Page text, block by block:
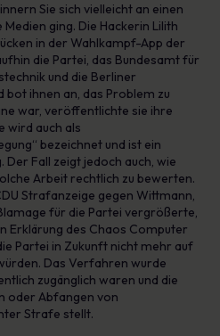
Sie sich vielleicht an einen
ging. Die Hackerin Lilith
in der Wahlkampf-App der
die Partei, das Bundesamt für
und die Berliner
ihnen an, das Problem zu
war, veröffentlichte sie ihre
wird auch als
bezeichnet und ist ein
Der Fall zeigt jedoch auch, wie
Arbeit rechtlich zu bewerten.
Strafanzeige gegen Wittmann,
für die Partei vergrößerte,
Erklärung des Chaos Computer
Partei in Zukunft nicht mehr auf
Das Verfahren wurde
zugänglich waren und die
oder Abfangen von
Strafe stellt.